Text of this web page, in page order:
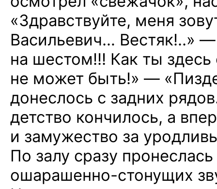
«Здравствуйте, меня
Васильевич… Вестяк!..»
на шестом!!! Как ты здесь
не может быть!» —
донеслось с задних
детство кончилось, а
и замужество за
По залу сразу
ошарашенно-стонущих